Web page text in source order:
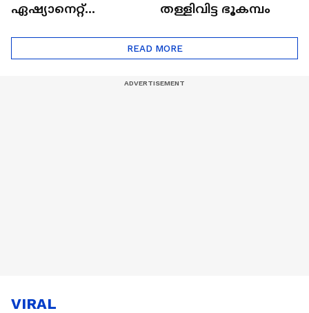
ഏഷ്യാനെറ്റ്
തള്ളിവിട്ട ഭൂകമ്പം
READ MORE
VIRAL